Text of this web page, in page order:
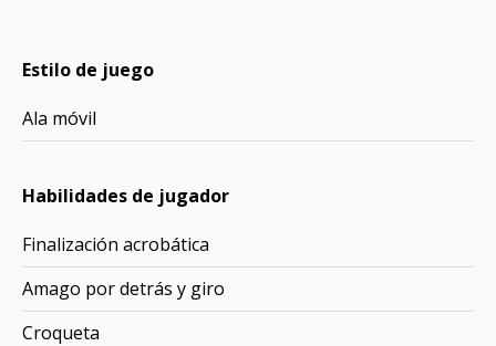
Estilo de juego
Ala móvil
Habilidades de jugador
Finalización acrobática
Amago por detrás y giro
Croqueta